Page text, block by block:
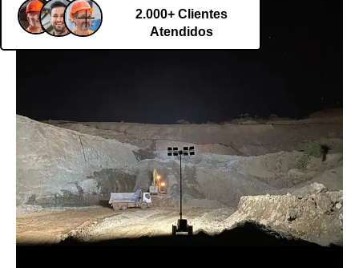
2.000+ Clientes
Atendidos